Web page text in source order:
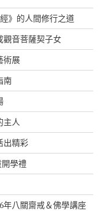
》的人間修行之道
音菩薩契子女
術展
南
主人
出精彩
學禮
年八關齋戒＆佛學講座